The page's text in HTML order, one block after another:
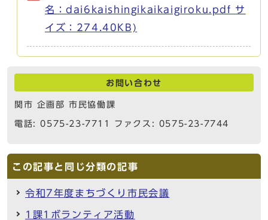
名：dai6kaishingikaikaigiroku.pdf サ
イズ：274.40KB)
お問い合わせ
関市 企画部 市民協働課
電話: 0575-23-7711 ファクス: 0575-23-7744
この記事と同じ分類の記事
令和7年度まちづくり市民会議
1課1ボランティア活動